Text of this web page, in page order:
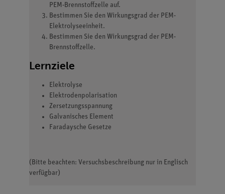
PEM-Brennstoffzelle auf.
Bestimmen Sie den Wirkungsgrad der PEM-
Elektrolyseeinheit.
Bestimmen Sie den Wirkungsgrad der PEM-
Brennstoffzelle.
Lernziele
Elektrolyse
Elektrodenpolarisation
Zersetzungsspannung
Galvanisches Element
Faradaysche Gesetze
(Bitte beachten: Versuchsbeschreibung nur in Englisch
verfügbar)